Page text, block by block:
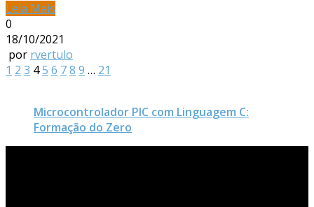
Leia Mais
0
18/10/2021
por rvertulo
1 2 3 45 6 78 9 … 21
Microcontrolador PIC com Linguagem C:
Formação do Zero